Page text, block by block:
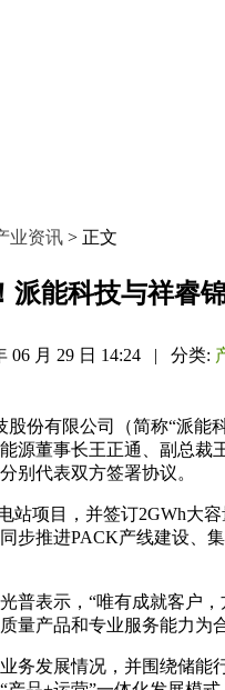
业资讯 > 正文
派能科技与祥睿
06 月 29 日 14:24 | 分类:
股份有限公司（简称“派能
源董事长王正通、副总
别代表双方签署协议。
站项目，并签订2GWh大
步推进PACK产线建设、
普表示，“唯有成就客户
量产品和专业服务能力为
务发展情况，并围绕储